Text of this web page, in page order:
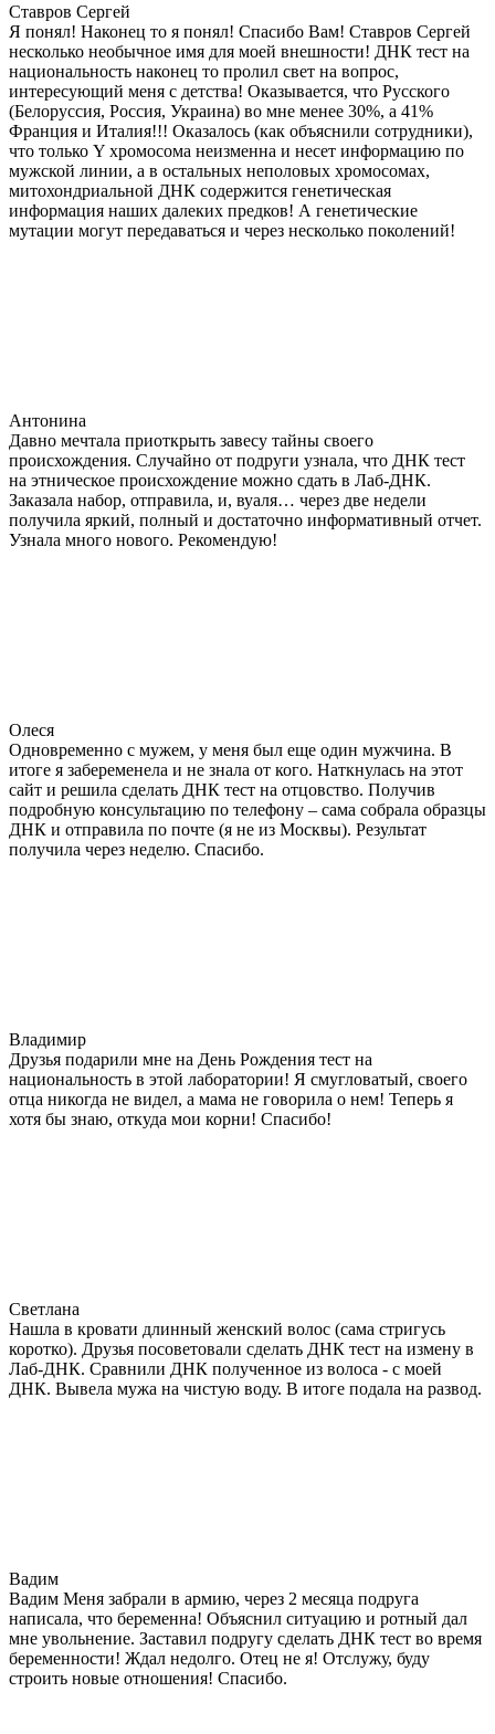
Ставров Сергей
Я понял! Наконец то я понял! Спасибо Вам! Ставров Сергей
несколько необычное имя для моей внешности! ДНК тест на
национальность наконец то пролил свет на вопрос,
интересующий меня с детства! Оказывается, что Русского
(Белоруссия, Россия, Украина) во мне менее 30%, а 41%
Франция и Италия!!! Оказалось (как объяснили сотрудники),
что только Y хромосома неизменна и несет информацию по
мужской линии, а в остальных неполовых хромосомах,
митохондриальной ДНК содержится генетическая
информация наших далеких предков! А генетические
мутации могут передаваться и через несколько поколений!
Антонина
Давно мечтала приоткрыть завесу тайны своего
происхождения. Случайно от подруги узнала, что ДНК тест
на этническое происхождение можно сдать в Лаб-ДНК.
Заказала набор, отправила, и, вуаля… через две недели
получила яркий, полный и достаточно информативный отчет.
Узнала много нового. Рекомендую!
Олеся
Одновременно с мужем, у меня был еще один мужчина. В
итоге я забеременела и не знала от кого. Наткнулась на этот
сайт и решила сделать ДНК тест на отцовство. Получив
подробную консультацию по телефону – сама собрала образцы
ДНК и отправила по почте (я не из Москвы). Результат
получила через неделю. Спасибо.
Владимир
Друзья подарили мне на День Рождения тест на
национальность в этой лаборатории! Я смугловатый, своего
отца никогда не видел, а мама не говорила о нем! Теперь я
хотя бы знаю, откуда мои корни! Спасибо!
Светлана
Нашла в кровати длинный женский волос (сама стригусь
коротко). Друзья посоветовали сделать ДНК тест на измену в
Лаб-ДНК. Сравнили ДНК полученное из волоса - с моей
ДНК. Вывела мужа на чистую воду. В итоге подала на развод.
Вадим
Вадим Меня забрали в армию, через 2 месяца подруга
написала, что беременна! Объяснил ситуацию и ротный дал
мне увольнение. Заставил подругу сделать ДНК тест во время
беременности! Ждал недолго. Отец не я! Отслужу, буду
строить новые отношения! Спасибо.